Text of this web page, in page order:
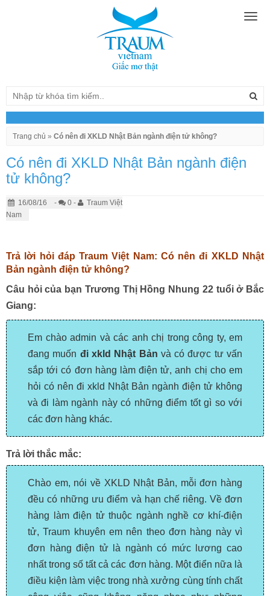
Trang chủ » Có nên đi XKLD Nhật Bản ngành điện tử không?
Có nên đi XKLD Nhật Bản ngành điện
tử không?
16/08/16 - 0 -
Traum Việt
Nam
Trả lời hỏi đáp Traum Việt Nam: Có nên đi XKLD Nhật
Bản ngành điện tử không?
Câu hỏi của bạn Trương Thị Hồng Nhung 22 tuổi ở Bắc
Giang:
Em chào admin và các anh chị trong công ty, em
đang muốn đi xkld Nhật Bản và có được tư vấn
sắp tới có đơn hàng làm điện tử, anh chị cho em
hỏi có nên đi xkld Nhật Bản ngành điện tử không
và đi làm ngành này có những điểm tốt gì so với
các đơn hàng khác.
Trả lời thắc mắc:
Chào em, nói về XKLD Nhật Bản, mỗi đơn hàng
đều có những ưu điểm và hạn chế riêng. Về đơn
hàng làm điện tử thuộc ngành nghề cơ khí-điện
tử, Traum khuyên em nên theo đơn hàng này vì
đơn hàng điện tử là ngành có mức lương cao
nhất trong số tất cả các đơn hàng. Một điển nữa là
điều kiện làm việc trong nhà xưởng cùng tính chất